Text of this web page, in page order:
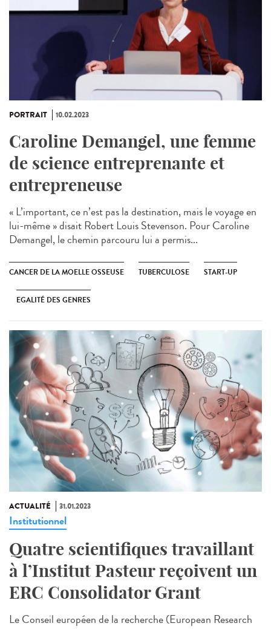
PORTRAIT 10.02.2023
Caroline Demangel, une femme
de science entreprenante et
entrepreneuse
« L’important, ce n’est pas la destination, mais le voyage en
lui-même » disait Robert Louis Stevenson. Pour Caroline
Demangel, le chemin parcouru lui a permis...
CANCER DE LA MOELLE OSSEUSE TUBERCULOSE START-UP
EGALITÉ DES GENRES
ACTUALITÉ 31.01.2023
Institutionnel
Quatre scientifiques travaillant
à l’Institut Pasteur reçoivent un
ERC Consolidator Grant
Le Conseil européen de la recherche (European Research